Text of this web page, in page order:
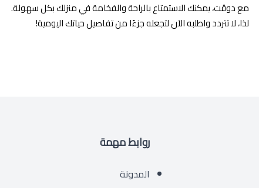
مع دوڤت، يمكنك الاستمتاع بالراحة والفخامة في منزلك بكل سهولة.
لذا، لا تتردد واطلبه الآن لتجعله جزءًا من تفاصيل حياتك اليومية!
روابط مهمة
المدونة